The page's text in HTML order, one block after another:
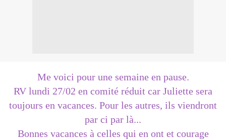
Me voici pour une semaine en pause.
RV lundi 27/02 en comité réduit car Juliette sera
toujours en vacances. Pour les autres, ils viendront
par ci par là...
Bonnes vacances à celles qui en ont et courage